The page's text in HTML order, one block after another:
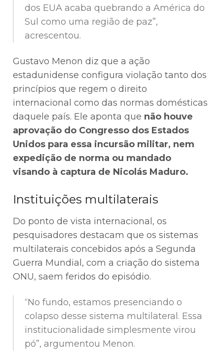
dos EUA acaba quebrando a América do
Sul como uma região de paz”,
acrescentou.
Gustavo Menon diz que a ação
estadunidense configura violação tanto dos
princípios que regem o direito
internacional como das normas domésticas
daquele país. Ele aponta que não houve
aprovação do Congresso dos Estados
Unidos para essa incursão militar, nem
expedição de norma ou mandado
visando à captura de Nicolás Maduro.
Instituições multilaterais
Do ponto de vista internacional, os
pesquisadores destacam que os sistemas
multilaterais concebidos após a Segunda
Guerra Mundial, com a criação do sistema
ONU, saem feridos do episódio.
“No fundo, estamos presenciando o
colapso desse sistema multilateral. Essa
institucionalidade simplesmente virou
pó”, argumentou Menon.